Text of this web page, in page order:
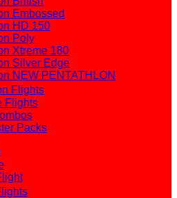
Embossed
HD 150
Poly
Xtreme 180
Silver Edge
NEW PENTATHLON
Flights
Flights
Packs